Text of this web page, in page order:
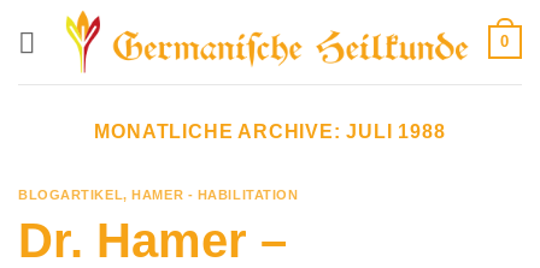
0
MONATLICHE ARCHIVE:JULI 1988
BLOGARTIKEL,HAMER - HABILITATION
Dr. Hamer –